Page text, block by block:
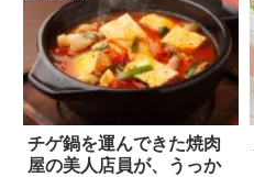
チゲ鍋を運んできた焼肉
屋の美人店員が、うっか